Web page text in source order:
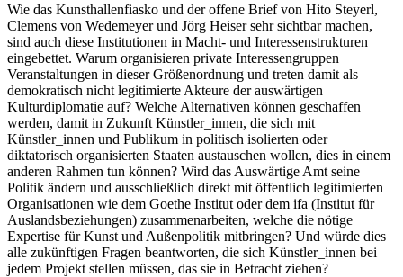
Wie das Kunsthallenfiasko und der offene Brief von Hito Steyerl,
Clemens von Wedemeyer und Jörg Heiser sehr sichtbar machen,
sind auch diese Institutionen in Macht- und Interessenstrukturen
eingebettet. Warum organisieren private Interessengruppen
Veranstaltungen in dieser Größenordnung und treten damit als
demokratisch nicht legitimierte Akteure der auswärtigen
Kulturdiplomatie auf? Welche Alternativen können geschaffen
werden, damit in Zukunft Künstler_innen, die sich mit
Künstler_innen und Publikum in politisch isolierten oder
diktatorisch organisierten Staaten austauschen wollen, dies in einem
anderen Rahmen tun können? Wird das Auswärtige Amt seine
Politik ändern und ausschließlich direkt mit öffentlich legitimierten
Organisationen wie dem Goethe Institut oder dem ifa (Institut für
Auslandsbeziehungen) zusammenarbeiten, welche die nötige
Expertise für Kunst und Außenpolitik mitbringen? Und würde dies
alle zukünftigen Fragen beantworten, die sich Künstler_innen bei
jedem Projekt stellen müssen, das sie in Betracht ziehen?